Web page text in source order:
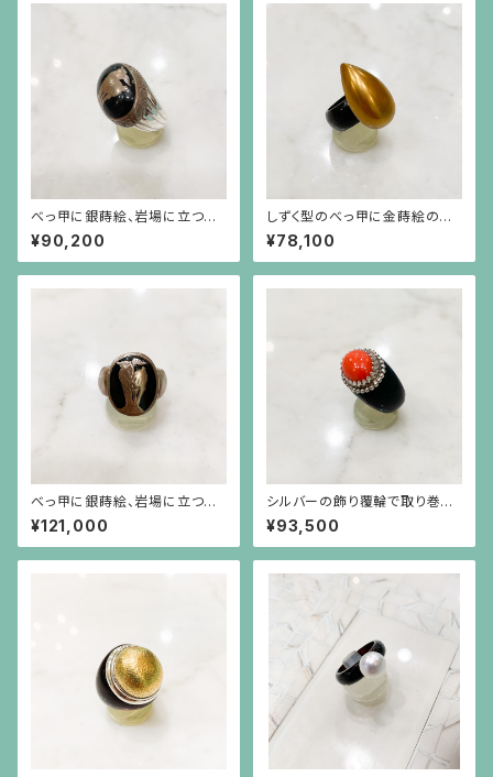
べっ甲に銀蒔絵、岩場に立つ山
羊とアーカンサス模様のフレー
ム、シルバー台リング（大）
¥90,200
しずく型のべっ甲に金蒔絵のべ
っ甲台リング
¥78,100
べっ甲に銀蒔絵、岩場に立つ山
羊のモチーフリング
¥121,000
シルバーの飾り覆輪で取り巻い
たオレンジ珊瑚のべっ甲台リン
グ（サイズ直し不可）
¥93,500